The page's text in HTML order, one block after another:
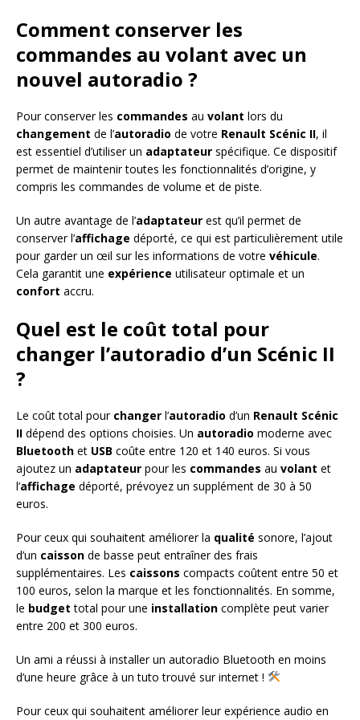
Comment conserver les
commandes au volant avec un
nouvel autoradio ?
Pour conserver les commandes au volant lors du
changement de l’autoradio de votre Renault Scénic II, il
est essentiel d’utiliser un adaptateur spécifique. Ce dispositif
permet de maintenir toutes les fonctionnalités d’origine, y
compris les commandes de volume et de piste.
Un autre avantage de l’adaptateur est qu’il permet de
conserver l’affichage déporté, ce qui est particulièrement utile
pour garder un œil sur les informations de votre véhicule.
Cela garantit une expérience utilisateur optimale et un
confort accru.
Quel est le coût total pour
changer l’autoradio d’un Scénic II
?
Le coût total pour changer l’autoradio d’un Renault Scénic
II dépend des options choisies. Un autoradio moderne avec
Bluetooth et USB coûte entre 120 et 140 euros. Si vous
ajoutez un adaptateur pour les commandes au volant et
l’affichage déporté, prévoyez un supplément de 30 à 50
euros.
Pour ceux qui souhaitent améliorer la qualité sonore, l’ajout
d’un caisson de basse peut entraîner des frais
supplémentaires. Les caissons compacts coûtent entre 50 et
100 euros, selon la marque et les fonctionnalités. En somme,
le budget total pour une installation complète peut varier
entre 200 et 300 euros.
Un ami a réussi à installer un autoradio Bluetooth en moins
d’une heure grâce à un tuto trouvé sur internet !
Pour ceux qui souhaitent améliorer leur expérience audio en